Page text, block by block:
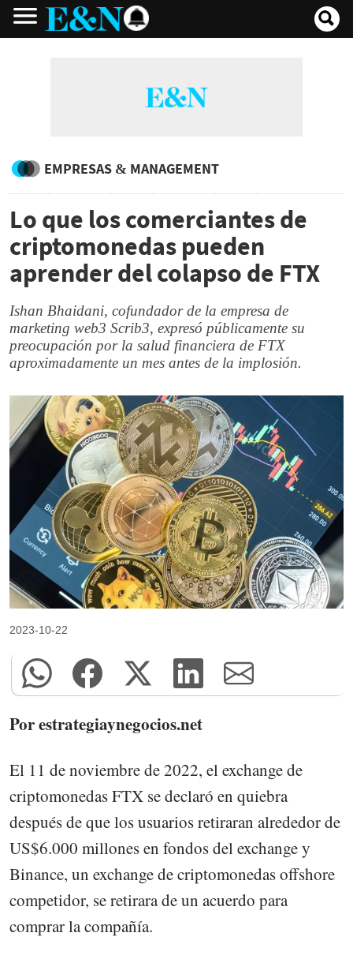
EMPRESAS & MANAGEMENT
Lo que los comerciantes de
criptomonedas pueden
aprender del colapso de FTX
Ishan Bhaidani, cofundador de la empresa de
marketing web3 Scrib3, expresó públicamente su
preocupación por la salud financiera de FTX
aproximadamente un mes antes de la implosión.
2023-10-22
Por estrategiaynegocios.net
El 11 de noviembre de 2022, el exchange de
criptomonedas FTX se declaró en quiebra
después de que los usuarios retiraran alrededor de
US$6.000 millones en fondos del exchange y
Binance, un exchange de criptomonedas offshore
competidor, se retirara de un acuerdo para
comprar la compañía.